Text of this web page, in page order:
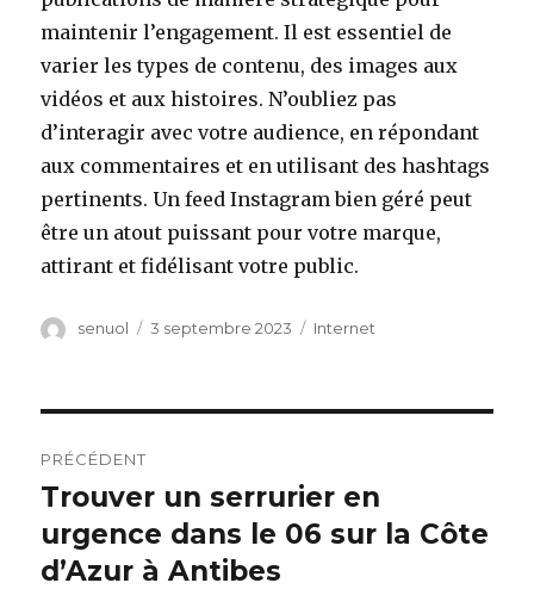
maintenir l’engagement. Il est essentiel de
varier les types de contenu, des images aux
vidéos et aux histoires. N’oubliez pas
d’interagir avec votre audience, en répondant
aux commentaires et en utilisant des hashtags
pertinents. Un feed Instagram bien géré peut
être un atout puissant pour votre marque,
attirant et fidélisant votre public.
Auteur
senuol
Publié
3 septembre 2023 Catégories
Internet
de
l’article
PRÉCÉDENT
Article
précédent :
Trouver un serrurier en
urgence dans le 06 sur la Côte
d’Azur à Antibes